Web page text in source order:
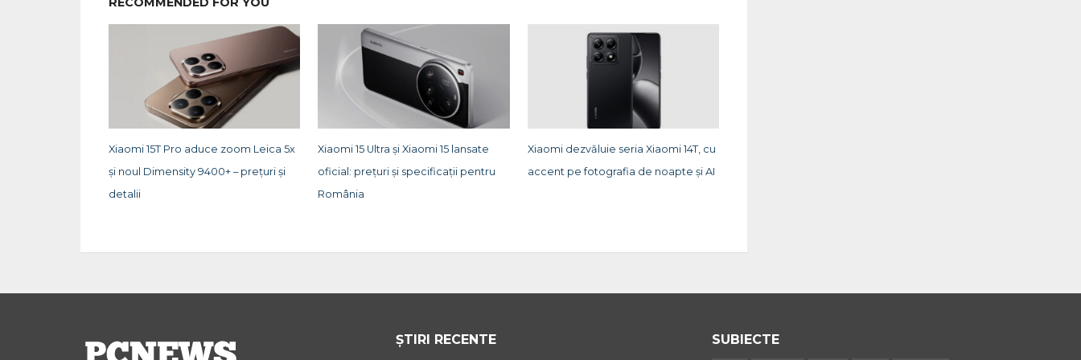
Xiaomi 15T Pro aduce zoom Leica 5x
și noul Dimensity 9400+ – prețuri și
detalii
Xiaomi 15 Ultra și Xiaomi 15 lansate
oficial: prețuri și specificații pentru
România
Xiaomi dezvăluie seria Xiaomi 14T, cu
accent pe fotografia de noapte și AI
ȘTIRI RECENTE SUBIECTE